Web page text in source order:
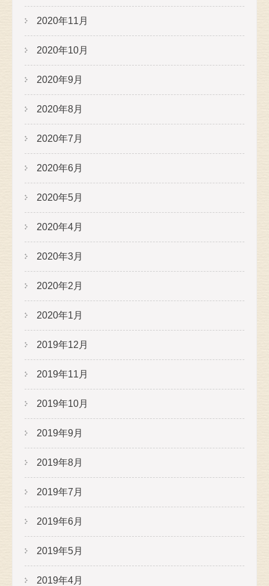
2020年11月
2020年10月
2020年9月
2020年8月
2020年7月
2020年6月
2020年5月
2020年4月
2020年3月
2020年2月
2020年1月
2019年12月
2019年11月
2019年10月
2019年9月
2019年8月
2019年7月
2019年6月
2019年5月
2019年4月